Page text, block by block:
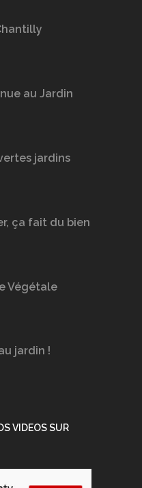
au Jardin
jardins
ça fait du bien
Végétale
jardin !
VIDEOS SUR